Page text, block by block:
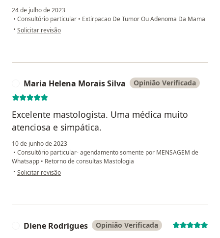
24 de julho de 2023
• Consultório particular • Extirpacao De Tumor Ou Adenoma Da Mama
• na opinião do utilizador Carolina Albuquerque
Solicitar revisão
Maria Helena Morais Silva Opinião Verificada
Excelente mastologista. Uma médica muito
atenciosa e simpática.
10 de junho de 2023
• Consultório particular- agendamento somente por MENSAGEM de
Whatsapp • Retorno de consultas Mastologia
• na opinião do utilizador Maria Helena Morais Silva
Solicitar revisão
Diene Rodrigues Opinião Verificada